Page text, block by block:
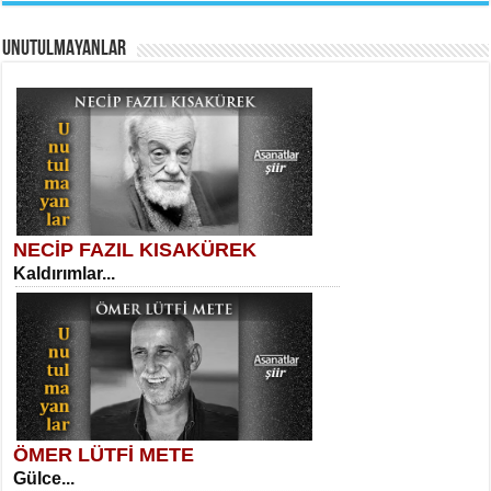
AHMET URFALI
Tahlil Denemesi...
SELAHATTİN YILDIZ
İnsanın Zindanı...
MEHMET TAŞTAN
Meral Yağmur
Eski Bir Şiir...
Kadir Ünal
Ayağıma Dolanan Yokuş...
UNUTULMAYANLAR
NECİP FAZIL KISAKÜREK
Kaldırımlar...
ÖMER LÜTFİ METE
Gülce...